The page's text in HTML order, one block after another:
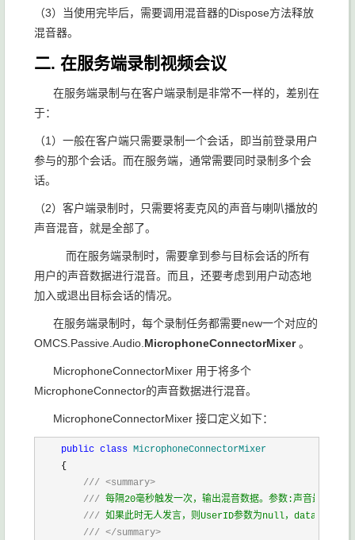
（3）当使用完毕后，需要调用混音器的Dispose方法释放
混音器。
二. 在服务端录制视频会议
在服务端录制与在客户端录制是非常不一样的，差别在
于：
（1）一般在客户端只需要录制一个会话，即当前登录用户
参与的那个会话。而在服务端，通常需要同时录制多个会
话。
（2）客户端录制时，只需要将麦克风的声音与喇叭播放的
声音混音，就是全部了。
而在服务端录制时，需要拿到参与目标会话的所有
用户的声音数据进行混音。而且，还要考虑到用户动态地
加入或退出目标会话的情况。
在服务端录制时，每个录制任务都需要new一个对应的
OMCS.Passive.Audio. MicrophoneConnectorMixer。
MicrophoneConnectorMixer 用于将多个
MicrophoneConnector的声音数据进行混音。
MicrophoneConnectorMixer 接口定义如下：
public class MicrophoneConnectorMixer
    {
/// <summary>
/// 每隔20毫秒触发一次，输出混音数据。参数:声音最大的
/// 如果此时无人发言，则UserID参数为null，data为静音
/// </summary>